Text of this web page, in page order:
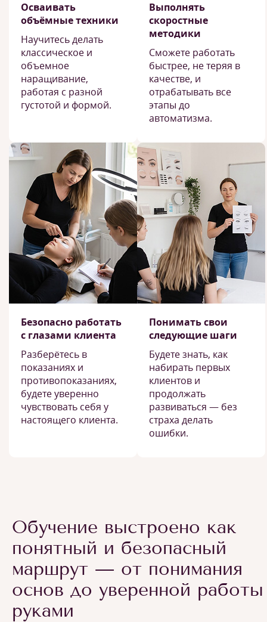
Осваивать
объёмные техники
Научитесь делать
классическое и
объемное
наращивание,
работая с разной
густотой и формой.
Выполнять
скоростные
методики
Сможете работать
быстрее, не теряя в
качестве, и
отрабатывать все
этапы до
автоматизма.
Безопасно работать
с глазами клиента
Разберётесь в
показаниях и
противопоказаниях,
будете уверенно
чувствовать себя у
настоящего клиента.
Понимать свои
следующие шаги
Будете знать, как
набирать первых
клиентов и
продолжать
развиваться — без
страха делать
ошибки.
Обучение выстроено как
понятный и безопасный
маршрут — от понимания
основ до уверенной работы
руками